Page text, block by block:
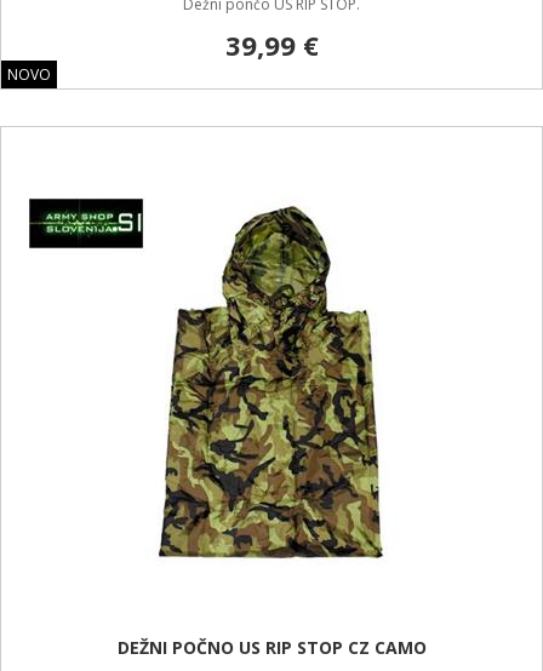
NOVO
Dežni pončo US RIP STOP.
39,99 €
DEŽNI POČNO US RIP STOP CZ CAMO